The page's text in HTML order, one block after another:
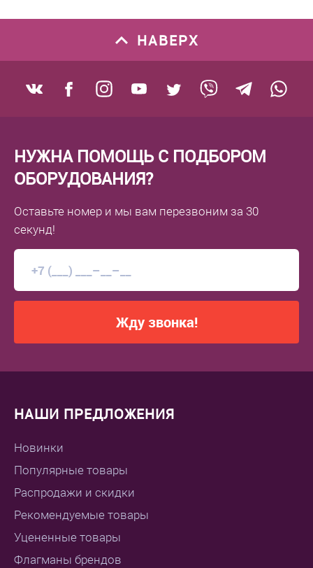
НАВЕРХ
НУЖНА ПОМОЩЬ С ПОДБОРОМ
ОБОРУДОВАНИЯ?
Оставьте номер и мы вам перезвоним за 30
секунд!
Жду звонка!
НАШИ ПРЕДЛОЖЕНИЯ
Новинки
Популярные товары
Распродажи и скидки
Рекомендуемые товары
Уцененные товары
Флагманы брендов